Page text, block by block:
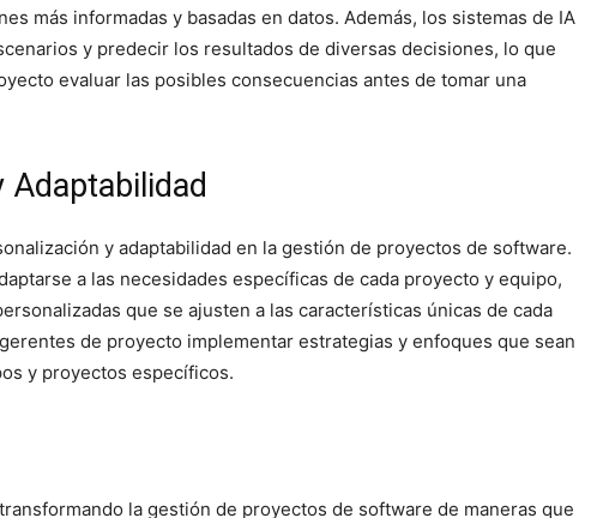
más informadas y basadas en datos. Además, los sistemas de IA
y predecir los resultados de diversas decisiones, lo que
evaluar las posibles consecuencias antes de tomar una
Adaptabilidad
y adaptabilidad en la gestión de proyectos de software.
a las necesidades específicas de cada proyecto y equipo,
que se ajusten a las características únicas de cada
de proyecto implementar estrategias y enfoques que sean
y proyectos específicos.
la gestión de proyectos de software de maneras que